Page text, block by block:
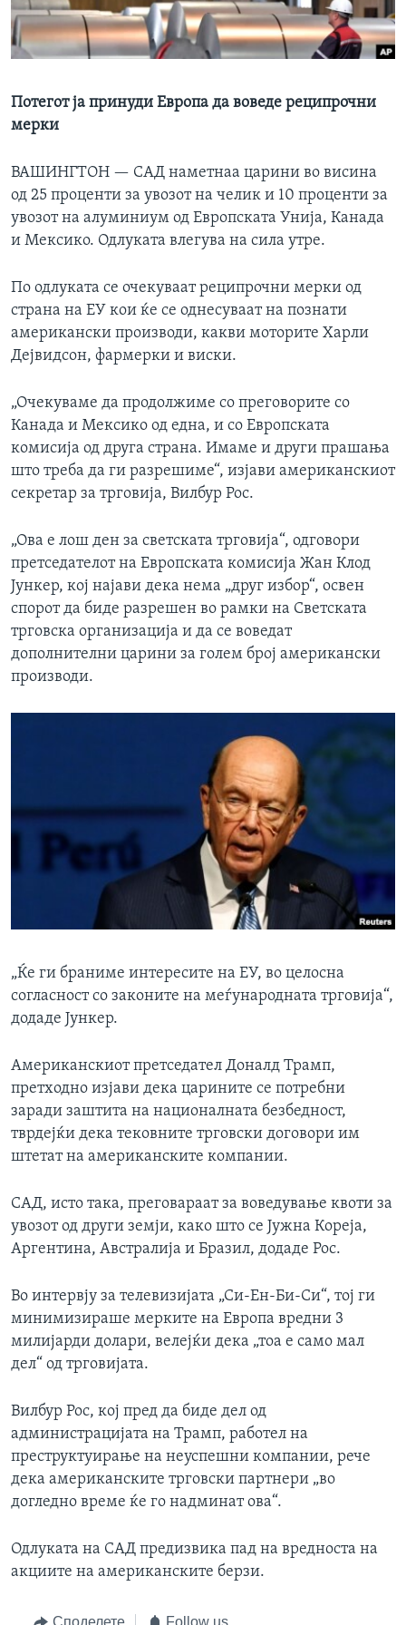
ИНТЕРВЈУА
Јазици
Потегот ја принуди Европа да воведе реципрочни
мерки
ВАШИНГТОН — САД наметнaa царини во висина
од 25 проценти за увозот на челик и 10 проценти за
увозот на алуминиум од Европската Унија, Канада
и Мексико. Одлуката влегува на сила утре.
По одлуката се очекуваат реципрочни мерки од
страна на ЕУ кои ќе се однесуваат на познати
американски производи, какви моторите Харли
Дејвидсон, фармерки и виски.
„Очекуваме да продолжиме со преговорите со
Канада и Мексико од една, и со Европската
комисија од друга страна. Имаме и други прашања
што треба да ги разрешиме“, изјави американскиот
секретар за трговија, Вилбур Рос.
„Ова е лош ден за светската трговија“, одговори
претседателот на Европската комисија Жан Клод
Јункер, кој најави дека нема „друг избор“, освен
спорот да биде разрешен во рамки на Светската
трговска организација и да се воведат
дополнителни царини за голем број американски
производи.
„Ќе ги браниме интересите на ЕУ, во целосна
согласност со законите на меѓународната трговија“,
додаде Јункер.
Американскиот претседател Доналд Трамп,
претходно изјави дека царините се потребни
заради заштита на националната безбедност,
тврдејќи дека тековните трговски договори им
штетат на американските компании.
САД, исто така, преговараат за воведување квоти за
увозот од други земји, како што се Јужна Кореја,
Аргентина, Австралија и Бразил, додаде Рос.
Во интервју за телевизијата „Си-Ен-Би-Си“, тој ги
минимизираше мерките на Европа вредни 3
милијарди долари, велејќи дека „тоа е само мал
дел“ од трговијата.
Вилбур Рос, кој пред да биде дел од
администрацијата на Трамп, работел на
преструктуирање на неуспешни компании, рече
дека американските трговски партнери „во
догледно време ќе го надминат ова“.
Одлуката на САД предизвика пад на вредноста на
акциите на американските берзи.